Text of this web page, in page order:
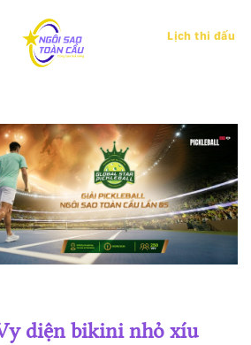
Lịch thi đấu
diện bikini nhỏ xíu